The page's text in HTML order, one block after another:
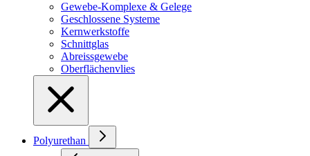
Gewebe-Komplexe & Gelege
Geschlossene Systeme
Kernwerkstoffe
Schnittglas
Abreissgewebe
Oberflächenvlies
Polyurethan